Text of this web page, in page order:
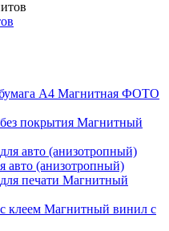
Магнитная ФОТО
Магнитный
авто (анизотропный)
Магнитный
Магнитный винил с